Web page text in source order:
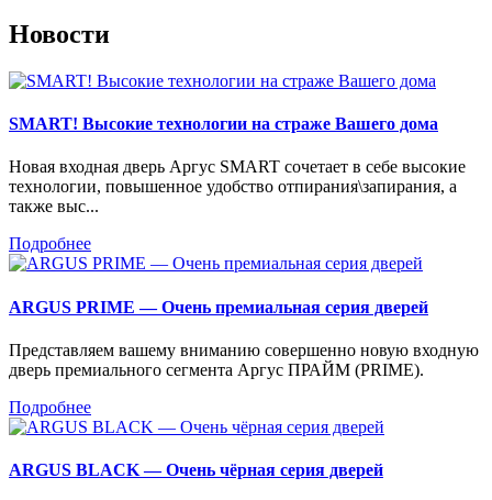
Новости
SMART! Высокие технологии на страже Вашего дома
Новая входная дверь Аргус SMART сочетает в себе высокие
технологии, повышенное удобство отпирания\запирания, а
также выс...
Подробнее
ARGUS PRIME — Очень премиальная серия дверей
Представляем вашему вниманию совершенно новую входную
дверь премиального сегмента Аргус ПРАЙМ (PRIME).
Подробнее
ARGUS BLACK — Очень чёрная серия дверей